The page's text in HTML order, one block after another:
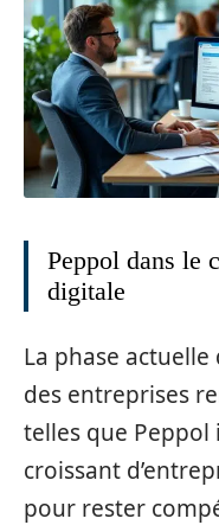
Peppol dans le
digitale
La phase
des entreprises
telles que
croissant
pour rester